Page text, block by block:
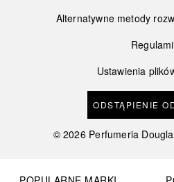
Alternatywne metody
Ustawienia
ODSTĄPIENIE
©2026 Perfumeria